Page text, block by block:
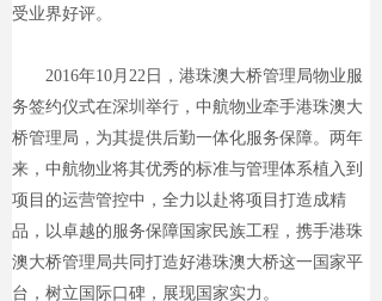
受业界好评。
2016年10月22日，港珠澳大桥管理局物业服
务签约仪式在深圳举行，中航物业牵手港珠澳大
桥管理局，为其提供后勤一体化服务保障。两年
来，中航物业将其优秀的标准与管理体系植入到
项目的运营管控中，全力以赴将项目打造成精
品，以卓越的服务保障国家民族工程，携手港珠
澳大桥管理局共同 打造好港珠澳大桥这一国家平
台，树立国际口碑，展现国家实力。